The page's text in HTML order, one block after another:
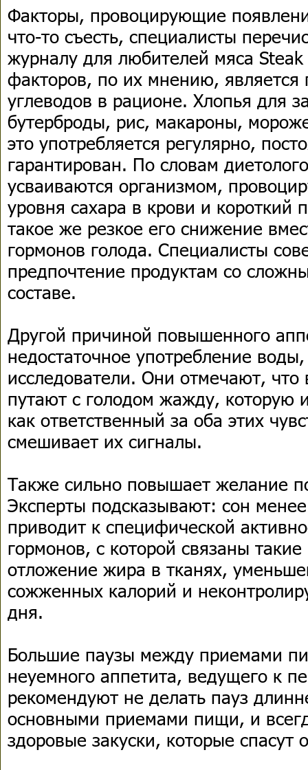
Факторы, провоцирующие
что-то съесть, специалисты
журналу для любителей мяса
факторов, по их мнению, является
углеводов в рационе. Хлопья для
бутерброды, рис, макароны,
это употребляется регулярно,
гарантирован. По словам
усваиваются организмом,
уровня сахара в крови и короткий
такое же резкое его снижение
гормонов голода. Специалисты
предпочтение продуктам со
составе.
Другой причиной повышенного
недостаточное употребление
исследователи. Они отмечают,
путают с голодом жажду, которую
как ответственный за оба этих
смешивает их сигналы.
Также сильно повышает желание
Эксперты подсказывают: сон
приводит к специфической
гормонов, с которой связаны
отложение жира в тканях,
сожженных калорий и
дня.
Большие паузы между приемами
неуемного аппетита, ведущего к
рекомендуют не делать пауз
основными приемами пищи, и
здоровые закуски, которые спасут